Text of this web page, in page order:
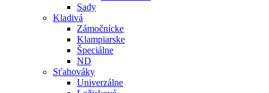
Sady
Kladivá
Zámočnícke
Klampiarske
Špeciálne
ND
Sťahováky
Univerzálne